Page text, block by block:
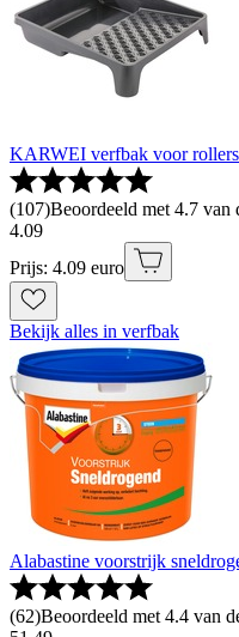
KARWEI verfbak voor
(107)Beoordeeld met 4.7 van
4.09
Prijs: 4.09 euro
Bekijk alles in verfbak
Alabastine voorstrijk
(62)Beoordeeld met 4.4 van